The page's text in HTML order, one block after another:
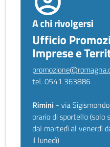
A chi rivolgersi
Ufficio
Imprese e
tel. 0541 363886
Rimini - via
orario di sportello (solo
dal martedì al venerdì
il lunedì)